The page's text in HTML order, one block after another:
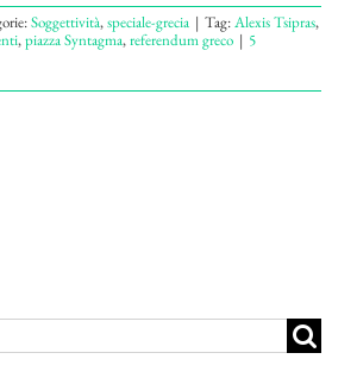
Soggettività,speciale-grecia | Tag:Alexis Tsipras,
,piazza Syntagma,referendum greco | 5